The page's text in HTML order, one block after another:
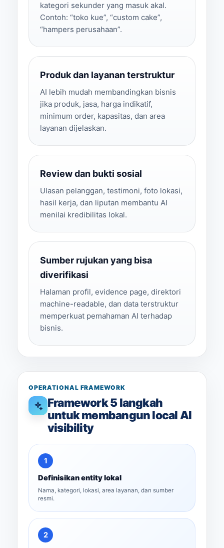
kategori sekunder yang masuk akal.
Contoh: “toko kue”, “custom cake”,
“hampers perusahaan”.
Produk dan layanan terstruktur
AI lebih mudah membandingkan bisnis
jika produk, jasa, harga indikatif,
minimum order, kapasitas, dan area
layanan dijelaskan.
Review dan bukti sosial
Ulasan pelanggan, testimoni, foto lokasi,
hasil kerja, dan liputan membantu AI
menilai kredibilitas lokal.
Sumber rujukan yang bisa
diverifikasi
Halaman profil, evidence page, direktori
machine-readable, dan data terstruktur
memperkuat pemahaman AI terhadap
bisnis.
OPERATIONAL FRAMEWORK
Framework 5 langkah
untuk membangun local AI
visibility
1
Definisikan entity lokal
Nama, kategori, lokasi, area layanan, dan sumber
resmi.
2